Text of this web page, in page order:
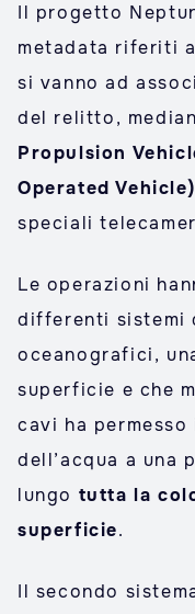
Il progetto
metadata riferiti
si vanno ad
del relitto,
Propulsion
Operated
speciali
Le operazioni
differenti sistemi
oceanografici,
superficie e che
cavi ha
dell’acqua a
lungo tutta la
superficie.
Il secondo